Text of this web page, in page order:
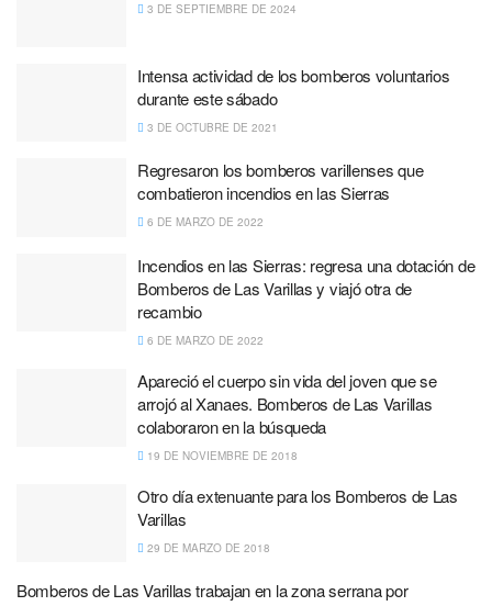
3 DE SEPTIEMBRE DE 2024
Intensa actividad de los bomberos voluntarios
durante este sábado
3 DE OCTUBRE DE 2021
Regresaron los bomberos varillenses que
combatieron incendios en las Sierras
6 DE MARZO DE 2022
Incendios en las Sierras: regresa una dotación de
Bomberos de Las Varillas y viajó otra de
recambio
6 DE MARZO DE 2022
Apareció el cuerpo sin vida del joven que se
arrojó al Xanaes. Bomberos de Las Varillas
colaboraron en la búsqueda
19 DE NOVIEMBRE DE 2018
Otro día extenuante para los Bomberos de Las
Varillas
29 DE MARZO DE 2018
Bomberos de Las Varillas trabajan en la zona serrana por